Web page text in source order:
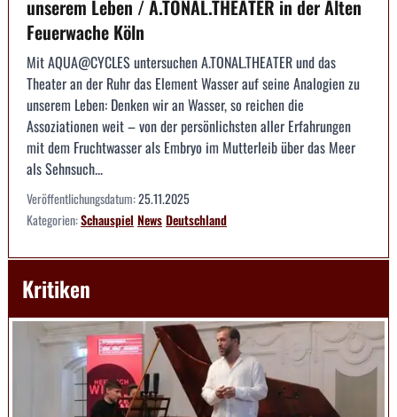
unserem Leben / A.TONAL.THEATER in der Alten
Feuerwache Köln
Mit AQUA@CYCLES untersuchen A.TONAL.THEATER und das
Theater an der Ruhr das Element Wasser auf seine Analogien zu
unserem Leben: Denken wir an Wasser, so reichen die
Assoziationen weit – von der persönlichsten aller Erfahrungen
mit dem Fruchtwasser als Embryo im Mutterleib über das Meer
als Sehnsuch...
Veröffentlichungsdatum:25.11.2025
Kategorien:Schauspiel NewsDeutschland
Kritiken